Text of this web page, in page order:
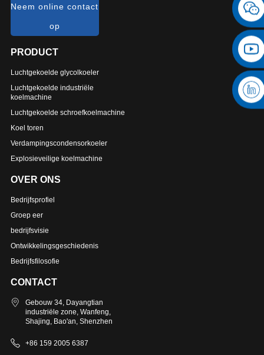
Neem online contact
op
PRODUCT
Luchtgekoelde glycolkoeler
Luchtgekoelde industriële
koelmachine
Luchtgekoelde schroefkoelmachine
Koel toren
Verdampingscondensorkoeler
Explosieveilige koelmachine
OVER ONS
Bedrijfsprofiel
Groep eer
bedrijfsvisie
Ontwikkelingsgeschiedenis
Bedrijfsfilosofie
CONTACT
Gebouw 34, Dayangtian
industriële zone, Wanfeng,
Shajing, Bao'an, Shenzhen
+86 159 2005 6387